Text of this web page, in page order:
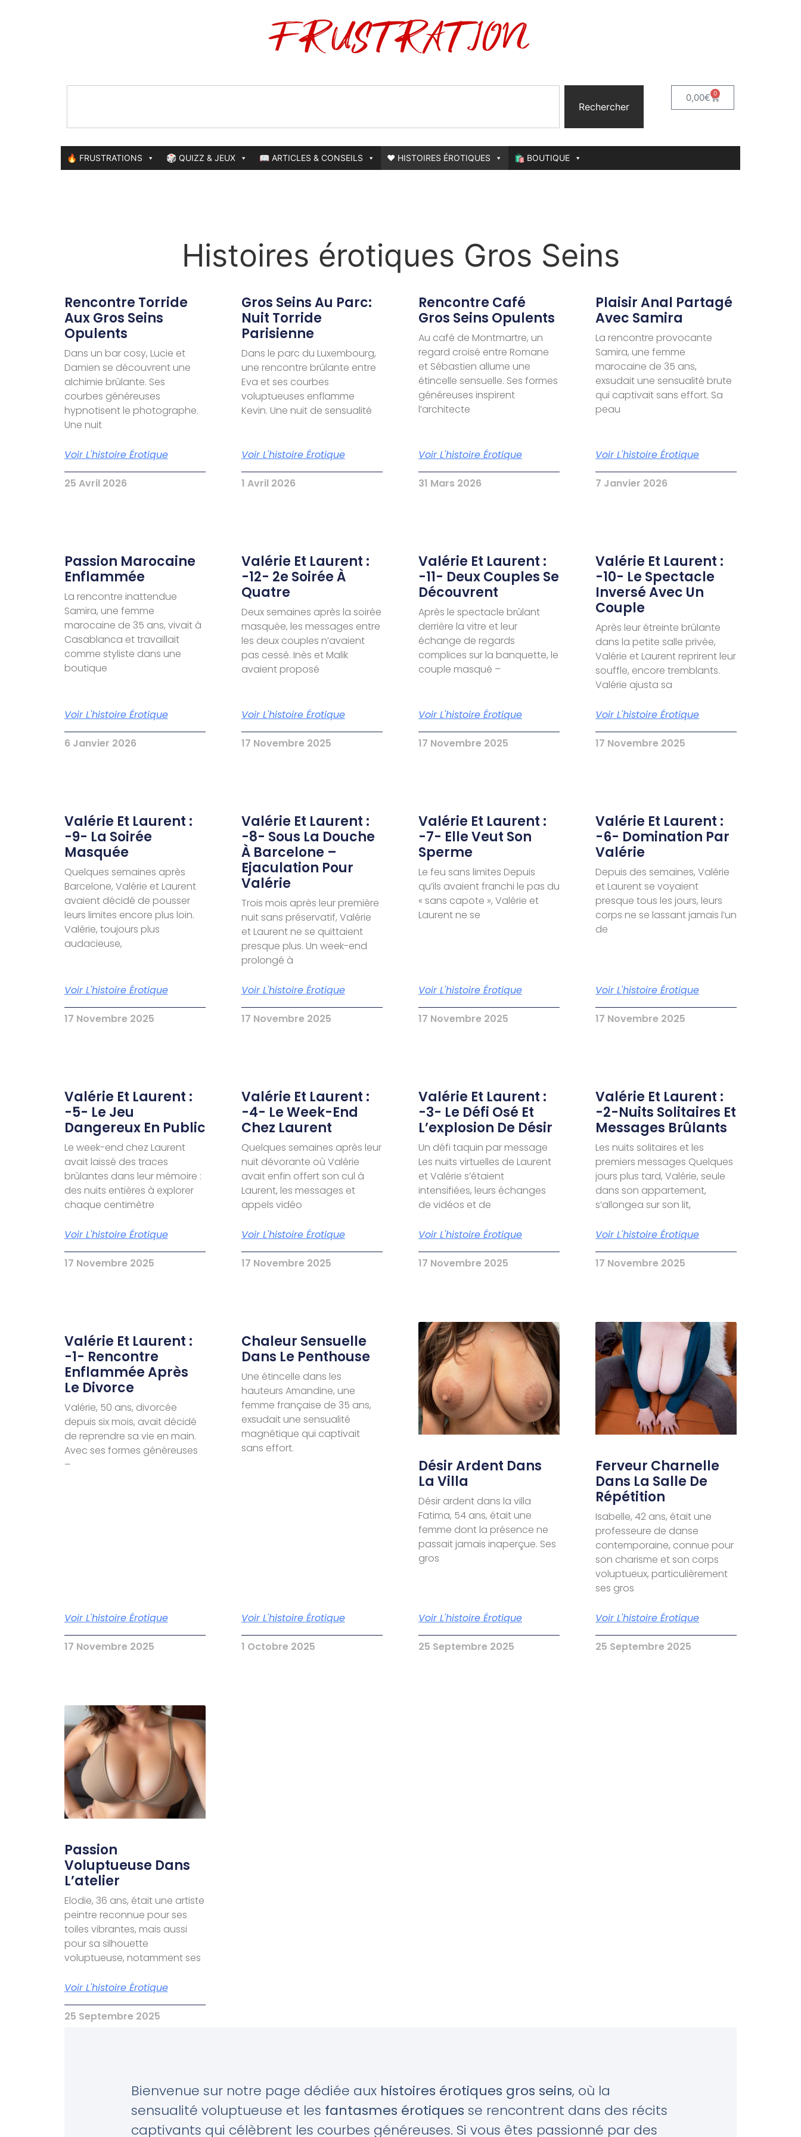
Rechercher
0,00€ 0
🔥 FRUSTRATIONS 🎲 QUIZZ & JEUX 📖 ARTICLES & CONSEILS ❤️ HISTOIRES ÉROTIQUES 🛍️ BOUTIQUE
Histoires érotiques Gros Seins
Rencontre Torride
Aux Gros Seins
Opulents
Dans un bar cosy, Lucie et
Damien se découvrent une
alchimie brûlante. Ses
courbes généreuses
hypnotisent le photographe.
Une nuit
Voir L'histoire Érotique
25 Avril 2026
Gros Seins Au Parc:
Nuit Torride
Parisienne
Dans le parc du Luxembourg,
une rencontre brûlante entre
Eva et ses courbes
voluptueuses enflamme
Kevin. Une nuit de sensualité
Voir L'histoire Érotique
1 Avril 2026
Rencontre Café
Gros Seins Opulents
Au café de Montmartre, un
regard croisé entre Romane
et Sébastien allume une
étincelle sensuelle. Ses formes
généreuses inspirent
l’architecte
Voir L'histoire Érotique
31 Mars 2026
Plaisir Anal Partagé
Avec Samira
La rencontre provocante
Samira, une femme
marocaine de 35 ans,
exsudait une sensualité brute
qui captivait sans effort. Sa
peau
Voir L'histoire Érotique
7 Janvier 2026
Passion Marocaine
Enflammée
La rencontre inattendue
Samira, une femme
marocaine de 35 ans, vivait à
Casablanca et travaillait
comme styliste dans une
boutique
Voir L'histoire Érotique
6 Janvier 2026
Valérie Et Laurent :
-12- 2e Soirée À
Quatre
Deux semaines après la soirée
masquée, les messages entre
les deux couples n’avaient
pas cessé. Inès et Malik
avaient proposé
Voir L'histoire Érotique
17 Novembre 2025
Valérie Et Laurent :
-11- Deux Couples Se
Découvrent
Après le spectacle brûlant
derrière la vitre et leur
échange de regards
complices sur la banquette, le
couple masqué –
Voir L'histoire Érotique
17 Novembre 2025
Valérie Et Laurent :
-10- Le Spectacle
Inversé Avec Un
Couple
Après leur étreinte brûlante
dans la petite salle privée,
Valérie et Laurent reprirent leur
souffle, encore tremblants.
Valérie ajusta sa
Voir L'histoire Érotique
17 Novembre 2025
Valérie Et Laurent :
-9- La Soirée
Masquée
Quelques semaines après
Barcelone, Valérie et Laurent
avaient décidé de pousser
leurs limites encore plus loin.
Valérie, toujours plus
audacieuse,
Voir L'histoire Érotique
17 Novembre 2025
Valérie Et Laurent :
-8- Sous La Douche
À Barcelone –
Ejaculation Pour
Valérie
Trois mois après leur première
nuit sans préservatif, Valérie
et Laurent ne se quittaient
presque plus. Un week-end
prolongé à
Voir L'histoire Érotique
17 Novembre 2025
Valérie Et Laurent :
-7- Elle Veut Son
Sperme
Le feu sans limites Depuis
qu’ils avaient franchi le pas du
« sans capote », Valérie et
Laurent ne se
Voir L'histoire Érotique
17 Novembre 2025
Valérie Et Laurent :
-6- Domination Par
Valérie
Depuis des semaines, Valérie
et Laurent se voyaient
presque tous les jours, leurs
corps ne se lassant jamais l’un
de
Voir L'histoire Érotique
17 Novembre 2025
Valérie Et Laurent :
-5- Le Jeu
Dangereux En Public
Le week-end chez Laurent
avait laissé des traces
brûlantes dans leur mémoire :
des nuits entières à explorer
chaque centimètre
Voir L'histoire Érotique
17 Novembre 2025
Valérie Et Laurent :
-4- Le Week-End
Chez Laurent
Quelques semaines après leur
nuit dévorante où Valérie
avait enfin offert son cul à
Laurent, les messages et
appels vidéo
Voir L'histoire Érotique
17 Novembre 2025
Valérie Et Laurent :
-3- Le Défi Osé Et
L’explosion De Désir
Un défi taquin par message
Les nuits virtuelles de Laurent
et Valérie s’étaient
intensifiées, leurs échanges
de vidéos et de
Voir L'histoire Érotique
17 Novembre 2025
Valérie Et Laurent :
-2-Nuits Solitaires Et
Messages Brûlants
Les nuits solitaires et les
premiers messages Quelques
jours plus tard, Valérie, seule
dans son appartement,
s’allongea sur son lit,
Voir L'histoire Érotique
17 Novembre 2025
Valérie Et Laurent :
-1- Rencontre
Enflammée Après
Le Divorce
Valérie, 50 ans, divorcée
depuis six mois, avait décidé
de reprendre sa vie en main.
Avec ses formes généreuses
–
Voir L'histoire Érotique
17 Novembre 2025
Chaleur Sensuelle
Dans Le Penthouse
Une étincelle dans les
hauteurs Amandine, une
femme française de 35 ans,
exsudait une sensualité
magnétique qui captivait
sans effort.
Voir L'histoire Érotique
1 Octobre 2025
Désir Ardent Dans
La Villa
Désir ardent dans la villa
Fatima, 54 ans, était une
femme dont la présence ne
passait jamais inaperçue. Ses
gros
Voir L'histoire Érotique
25 Septembre 2025
Ferveur Charnelle
Dans La Salle De
Répétition
Isabelle, 42 ans, était une
professeure de danse
contemporaine, connue pour
son charisme et son corps
voluptueux, particulièrement
ses gros
Voir L'histoire Érotique
25 Septembre 2025
Passion
Voluptueuse Dans
L’atelier
Elodie, 36 ans, était une artiste
peintre reconnue pour ses
toiles vibrantes, mais aussi
pour sa silhouette
voluptueuse, notamment ses
Voir L'histoire Érotique
25 Septembre 2025
Bienvenue sur notre page dédiée aux histoires érotiques gros seins, où la
sensualité voluptueuse et les fantasmes érotiques se rencontrent dans des récits
captivants qui célèbrent les courbes généreuses. Si vous êtes passionné par des